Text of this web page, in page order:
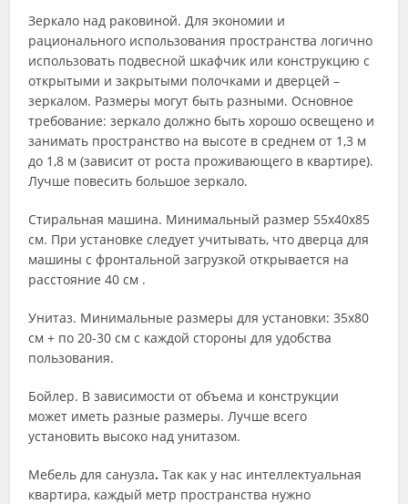
Зеркало над раковиной. Для экономии и
рационального использования пространства логично
использовать подвесной шкафчик или конструкцию с
открытыми и закрытыми полочками и дверцей –
зеркалом. Размеры могут быть разными. Основное
требование: зеркало должно быть хорошо освещено и
занимать пространство на высоте в среднем от 1,3 м
до 1,8 м (зависит от роста проживающего в квартире).
Лучше повесить большое зеркало.
Стиральная машина. Минимальный размер 55х40х85
см. При установке следует учитывать, что дверца для
машины с фронтальной загрузкой открывается на
расстояние 40 см .
Унитаз. Минимальные размеры для установки: 35х80
см + по 20-30 см с каждой стороны для удобства
пользования.
Бойлер. В зависимости от объема и конструкции
может иметь разные размеры. Лучше всего
установить высоко над унитазом.
Мебель для санузла. Так как у нас интеллектуальная
квартира, каждый метр пространства нужно